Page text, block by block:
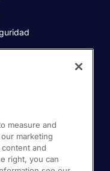
measure and
marketing
and
right, you can